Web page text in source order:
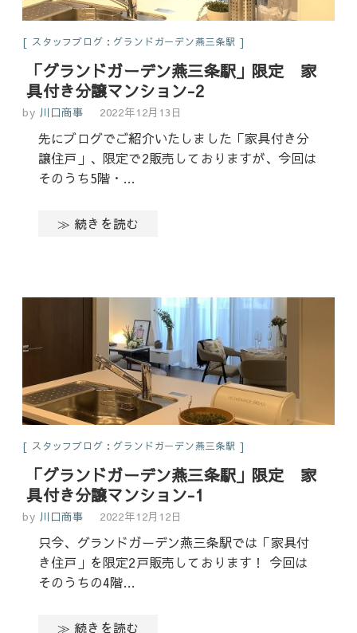
スタッフブログ：グランドガーデン燕三条駅
「グランドガーデン燕三条駅」限定 家
具付き分譲マンション-2
by 川口商事 2022年12月13日
先にブログでご紹介いたしました「家具付き分
譲住戸」、限定で2販売しておりますが、今回は
そのうち5階・…
≫ 続きを読む
スタッフブログ：グランドガーデン燕三条駅
「グランドガーデン燕三条駅」限定 家
具付き分譲マンション-1
by 川口商事 2022年12月12日
只今、グランドガーデン燕三条駅では「家具付
き住戸」を限定2戸販売しております！ 今回は
そのうちの4階…
≫ 続きを読む